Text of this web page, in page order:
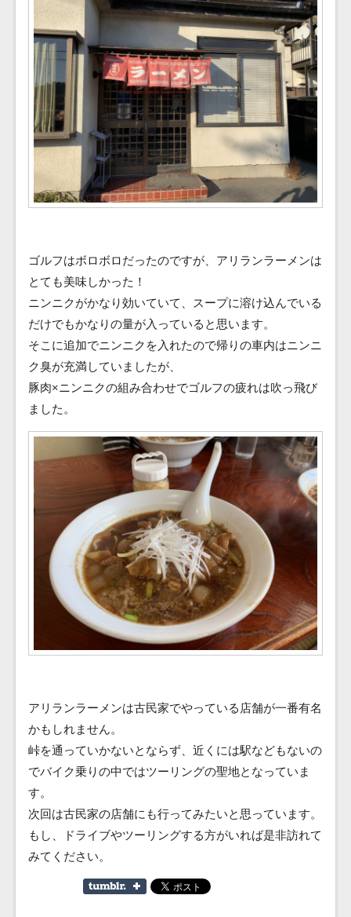
ゴルフはボロボロだったのですが、アリランラーメンは
とても美味しかった！
ニンニクがかなり効いていて、スープに溶け込んでいる
だけでもかなりの量が入っていると思います。
そこに追加でニンニクを入れたので帰りの車内はニンニ
ク臭が充満していましたが、
豚肉×ニンニクの組み合わせでゴルフの疲れは吹っ飛び
ました。
アリランラーメンは古民家でやっている店舗が一番有名
かもしれません。
峠を通っていかないとならず、近くには駅などもないの
でバイク乗りの中ではツーリングの聖地となっていま
す。
次回は古民家の店舗にも行ってみたいと思っています。
もし、ドライブやツーリングする方がいれば是非訪れて
みてください。